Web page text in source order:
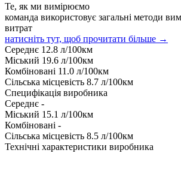
Те, як ми вимірюємо
команда використовує загальні методи
витрат
натисніть тут, щоб прочитати більше →
Середнє 12.8 л/100км
Міський 19.6 л/100км
Комбіновані 11.0 л/100км
Сільська місцевість 8.7 л/100км
Специфікація виробника
Середнє -
Міський 15.1 л/100км
Комбіновані -
Сільська місцевість 8.5 л/100км
Технічні характеристики виробника